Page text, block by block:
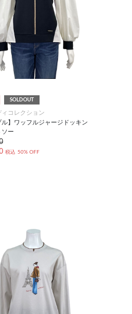
SOLDOUT
ィコレクション
ル】ワッフルジャージドッキン
ソー
税込 50% OFF